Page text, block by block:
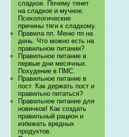
сладкое. Почему тянет
на сладкое и мучное.
Психологические
причины тяги к сладкому.
Правила пп. Меню пп на
день. Что можно есть на
правильном питании?
Правильное питание в
первые дни месячных.
Похудение в ПМС.
Правильное питание в
пост. Как держать пост и
правильно питаться?
Правильное питание для
новичков! Как создать
правильный рацион и
избежать вредных
продуктов.